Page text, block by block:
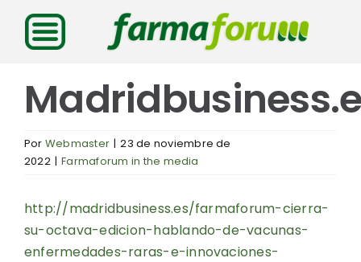
Saltar
contenido
Por Webmaster | 23 de noviembre de
2022 | Farmaforum in the media
http://madridbusiness.es/farmaforum-cierra-
su-octava-edicion-hablando-de-vacunas-
enfermedades-raras-e-innovaciones-